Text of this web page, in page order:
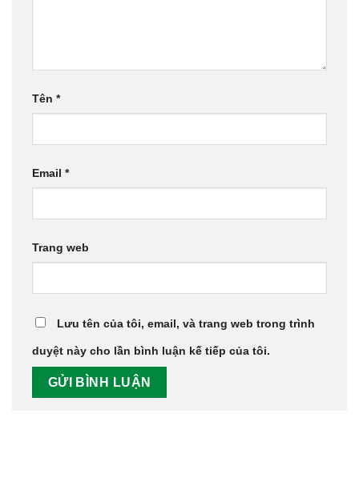
Tên *
Email *
Trang web
Lưu tên của tôi, email, và trang web trong trình
duyệt này cho lần bình luận kế tiếp của tôi.